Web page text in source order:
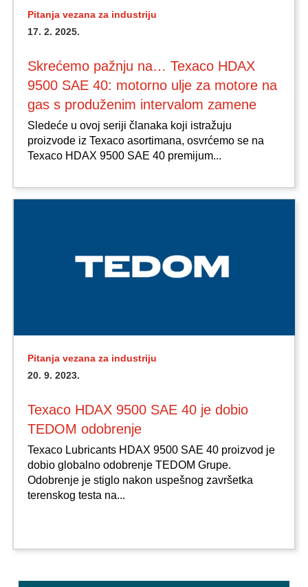
Pitanja vezana za industriju
17. 2. 2025.
Skrećemo pažnju na… Texaco HDAX
9500 SAE 40: motorno ulje za motore na
gas s produženim intervalom zamene
Sledeće u ovoj seriji članaka koji istražuju
proizvode iz Texaco asortimana, osvrćemo se na
Texaco HDAX 9500 SAE 40 premijum...
Pitanja vezana za industriju
20. 9. 2023.
Texaco HDAX 9500 SAE 40 je dobio
TEDOM odobrenje
Texaco Lubricants HDAX 9500 SAE 40 proizvod je
dobio globalno odobrenje TEDOM Grupe.
Odobrenje je stiglo nakon uspešnog završetka
terenskog testa na...